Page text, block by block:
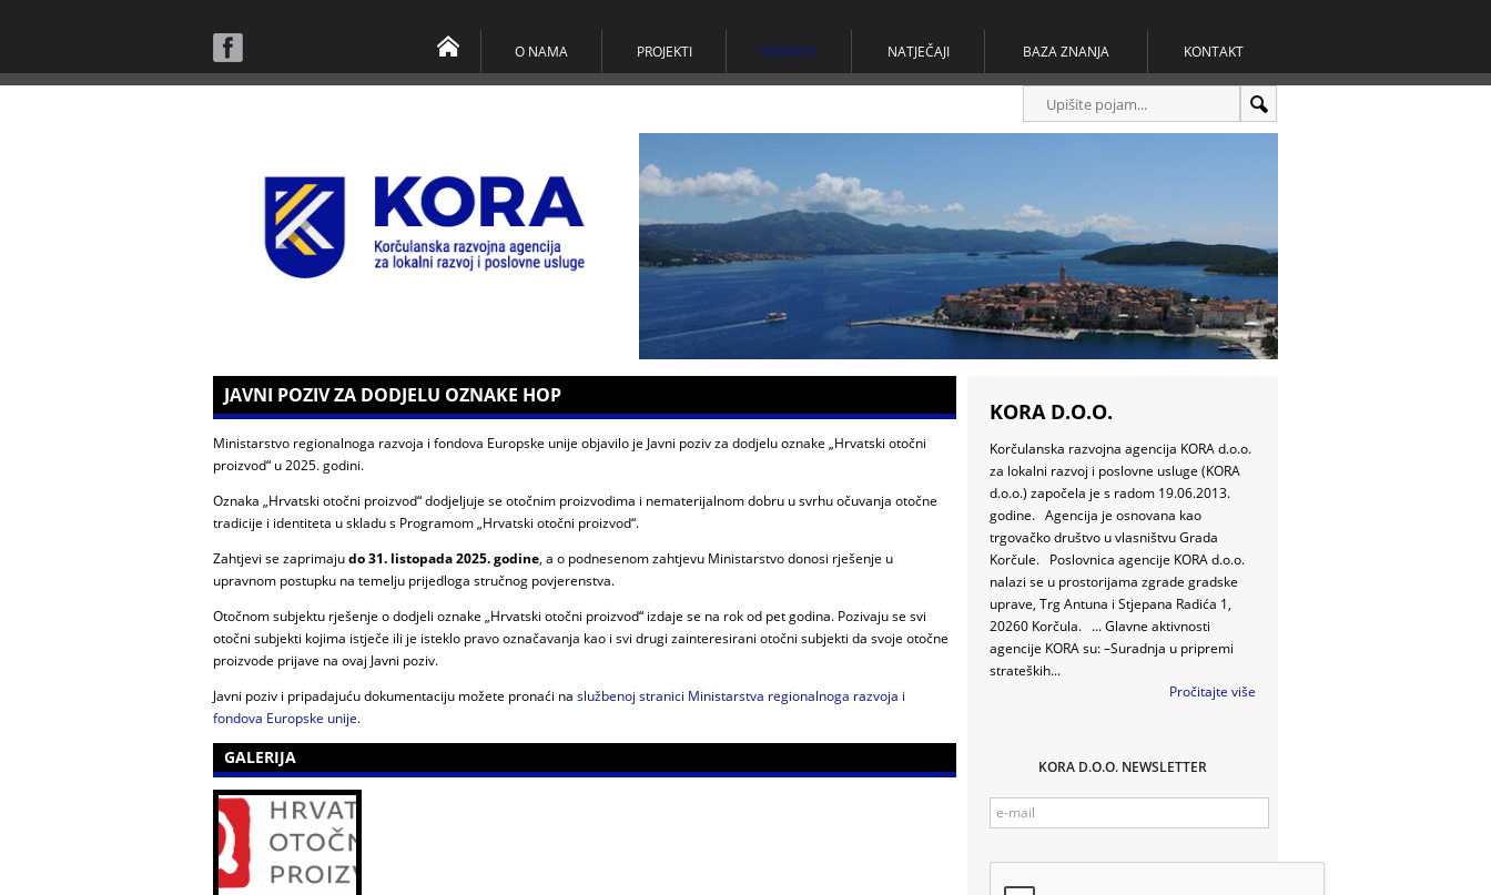
O NAMA PROJEKTI NOVOSTI NATJEČAJI BAZA ZNANJA KONTAKT
JAVNI POZIV ZA DODJELU OZNAKE HOP
Ministarstvo regionalnoga razvoja i fondova Europske unije objavilo je Javni poziv za dodjelu oznake „Hrvatski otočni
proizvod“ u 2025. godini.
Oznaka „Hrvatski otočni proizvod“ dodjeljuje se otočnim proizvodima i nematerijalnom dobru u svrhu očuvanja otočne
tradicije i identiteta u skladu s Programom „Hrvatski otočni proizvod“.
Zahtjevi se zaprimajudo 31. listopada 2025. godine, a o podnesenom zahtjevu Ministarstvo donosi rješenje u
upravnom postupku na temelju prijedloga stručnog povjerenstva.
Otočnom subjektu rješenje o dodjeli oznake „Hrvatski otočni proizvod“ izdaje se na rok od pet godina. Pozivaju se svi
otočni subjekti kojima istječe ili je isteklo pravo označavanja kao i svi drugi zainteresirani otočni subjekti da svoje otočne
proizvode prijave na ovaj Javni poziv.
Javni poziv i pripadajuću dokumentaciju možete pronaći na službenoj stranici Ministarstva regionalnoga razvoja i
fondova Europske unije.
GALERIJA
KORA D.O.O.
Korčulanska razvojna agencija KORA d.o.o.
za lokalni razvoj i poslovne usluge (KORA
d.o.o.) započela je s radom 19.06.2013.
godine. Agencija je osnovana kao
trgovačko društvo u vlasništvu Grada
Korčule. Poslovnica agencije KORA d.o.o.
nalazi se u prostorijama zgrade gradske
uprave, Trg Antuna i Stjepana Radića 1,
20260 Korčula. ... Glavne aktivnosti
agencije KORA su: –Suradnja u pripremi
strateških...
Pročitajte više
KORA D.O.O. NEWSLETTER